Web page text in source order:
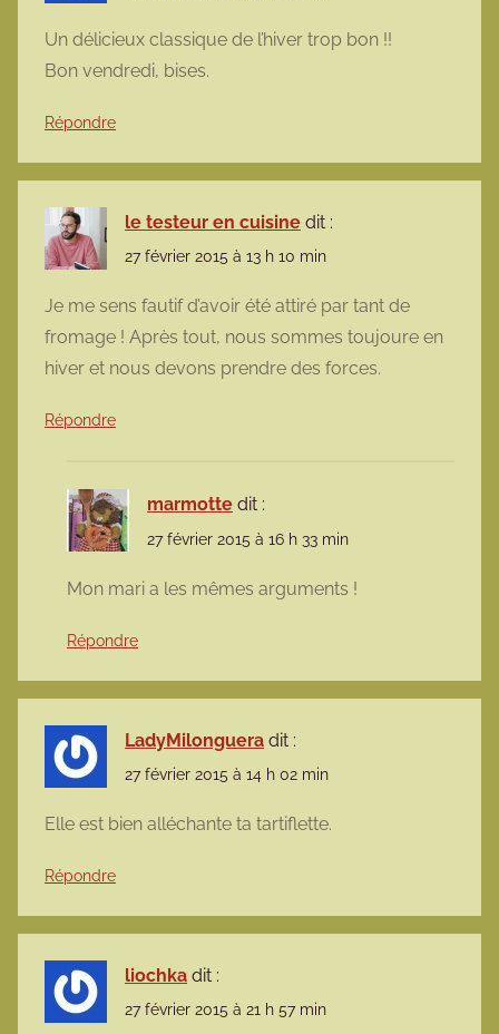
Un délicieux classique de l’hiver trop bon !!
Bon vendredi, bises.
Répondre
le testeur en cuisine dit :
27 février 2015 à 13 h 10 min
Je me sens fautif d’avoir été attiré par tant de
fromage ! Après tout, nous sommes toujoure en
hiver et nous devons prendre des forces.
Répondre
marmotte dit :
27 février 2015 à 16 h 33 min
Mon mari a les mêmes arguments !
Répondre
LadyMilonguera dit :
27 février 2015 à 14 h 02 min
Elle est bien alléchante ta tartiflette.
Répondre
liochka dit :
27 février 2015 à 21 h 57 min